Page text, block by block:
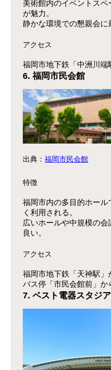
美術館内のイベントス
が魅力。
静かな環境での懇親会に
アクセス
福岡市地下鉄「中洲川端
6. 福岡市民会館
出典：福岡市民会館
特徴
福岡市内の多目的ホー
く利用される。
広いホールや中規模の
良い。
アクセス
福岡市地下鉄「天神駅」
バス停「市民会館前」か
7.ベスト電器スタジ